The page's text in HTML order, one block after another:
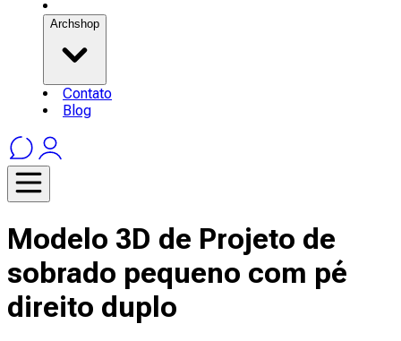
Archshop
Contato
Blog
Modelo 3D de Projeto de
sobrado pequeno com pé
direito duplo